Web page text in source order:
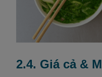
2.4. Giá cả &